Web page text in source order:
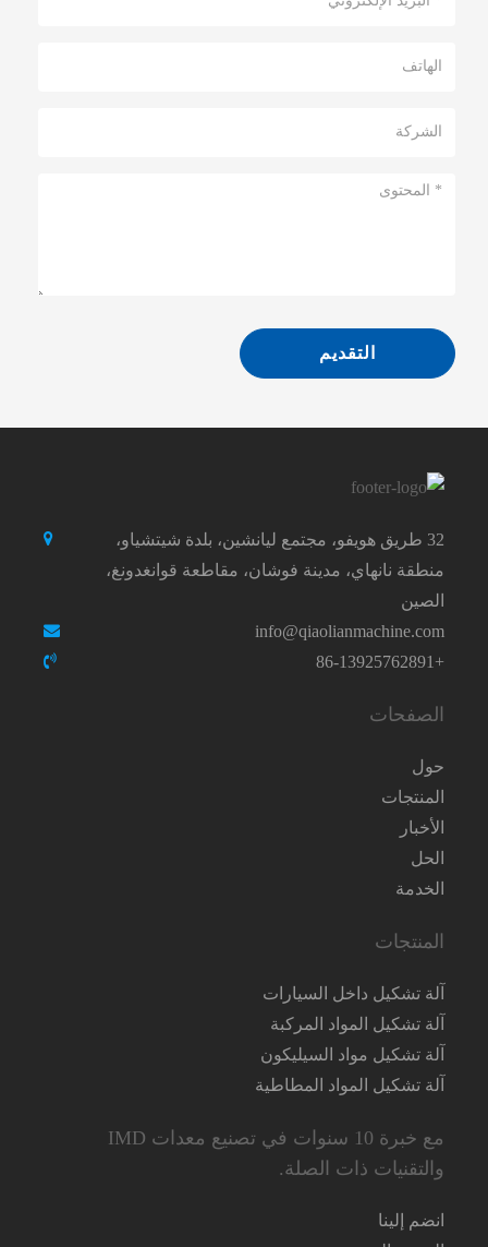
التقديم
32 طريق هويفو، مجتمع ليانشين، بلدة شيتشياو،
منطقة نانهاي، مدينة فوشان، مقاطعة قوانغدونغ،
الصين
info@qiaolianmachine.com
+86-13925762891
الصفحات
حول
المنتجات
الأخبار
الحل
الخدمة
المنتجات
آلة تشكيل داخل السيارات
آلة تشكيل المواد المركبة
آلة تشكيل مواد السيليكون
آلة تشكيل المواد المطاطية
مع خبرة 10 سنوات في تصنيع معدات IMD
والتقنيات ذات الصلة.
انضم إلينا